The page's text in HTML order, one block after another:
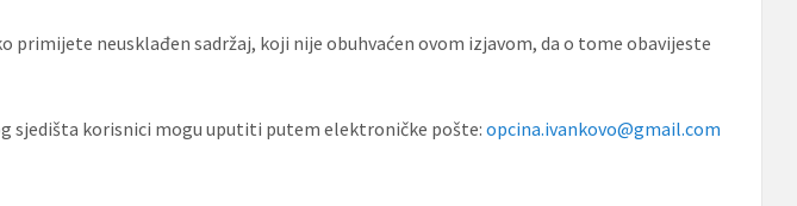
primijete neusklađen sadržaj, koji nije obuhvaćen ovom izjavom, da o tome obavijeste
sjedišta korisnici mogu uputiti putem elektroničke pošte:opcina.ivankovo@gmail.com